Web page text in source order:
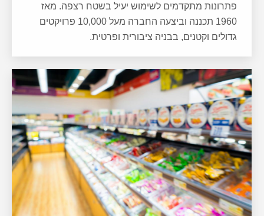
פתרונות מתקדמים לשימוש יעיל בשטח רצפה. מאז
1960 תכננה וביצעה החברה מעל 10,000 פרויקטים
גדולים וקטנים, בבניה ציבורית ופרטית.